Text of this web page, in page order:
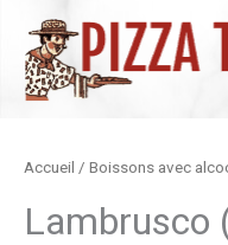
contenu
Accueil / Boissons avec
Lambrusco
quantité
Lambrusco